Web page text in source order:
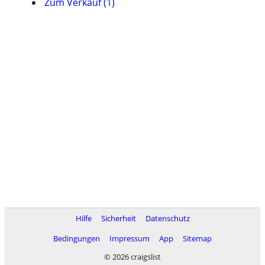
Hilfe Sicherheit
Datenschutz
Bedingungen
Impressum App
Sitemap
© 2026 craigslist